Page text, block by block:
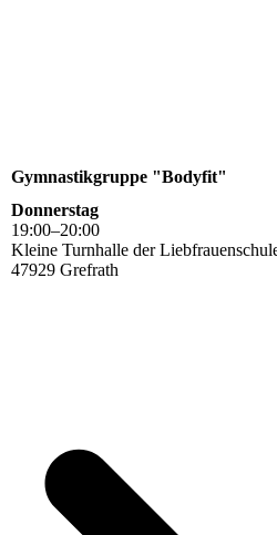
Gymnastikgruppe "Bodyfit"
Donnerstag
19:00–20:00
Kleine Turnhalle der
47929 Grefrath